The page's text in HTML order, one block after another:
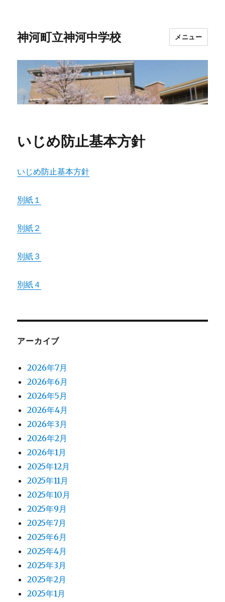
神河町立神河中学校 メニュー
いじめ防止基本方針
いじめ防止基本方針
別紙１
別紙２
別紙３
別紙４
アーカイブ
2026年7月
2026年6月
2026年5月
2026年4月
2026年3月
2026年2月
2026年1月
2025年12月
2025年11月
2025年10月
2025年9月
2025年7月
2025年6月
2025年4月
2025年3月
2025年2月
2025年1月